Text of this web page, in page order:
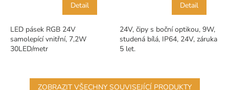
Detail
LED pásek RGB 24V
samolepící vnitřní, 7,2W
30LED/metr
Detail
24V, čipy s boční optikou, 9W,
studená bílá, IP64, 24V, záruka
5 let.
ZOBRAZIT VŠECHNY SOUVISEJÍCÍ PRODUKTY